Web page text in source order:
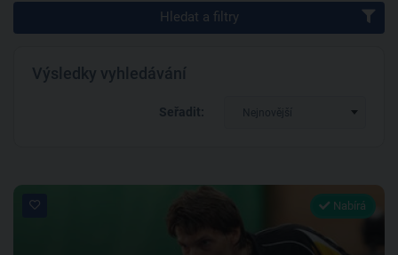
Hledat a filtry
Výsledky vyhledávání
Seřadit: Nejnovější
Nabírá